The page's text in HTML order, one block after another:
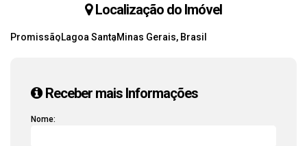
Localização do Imóvel
PromissãoLagoa SantaMinas Gerais, Brasil
Receber mais Informações
Nome: